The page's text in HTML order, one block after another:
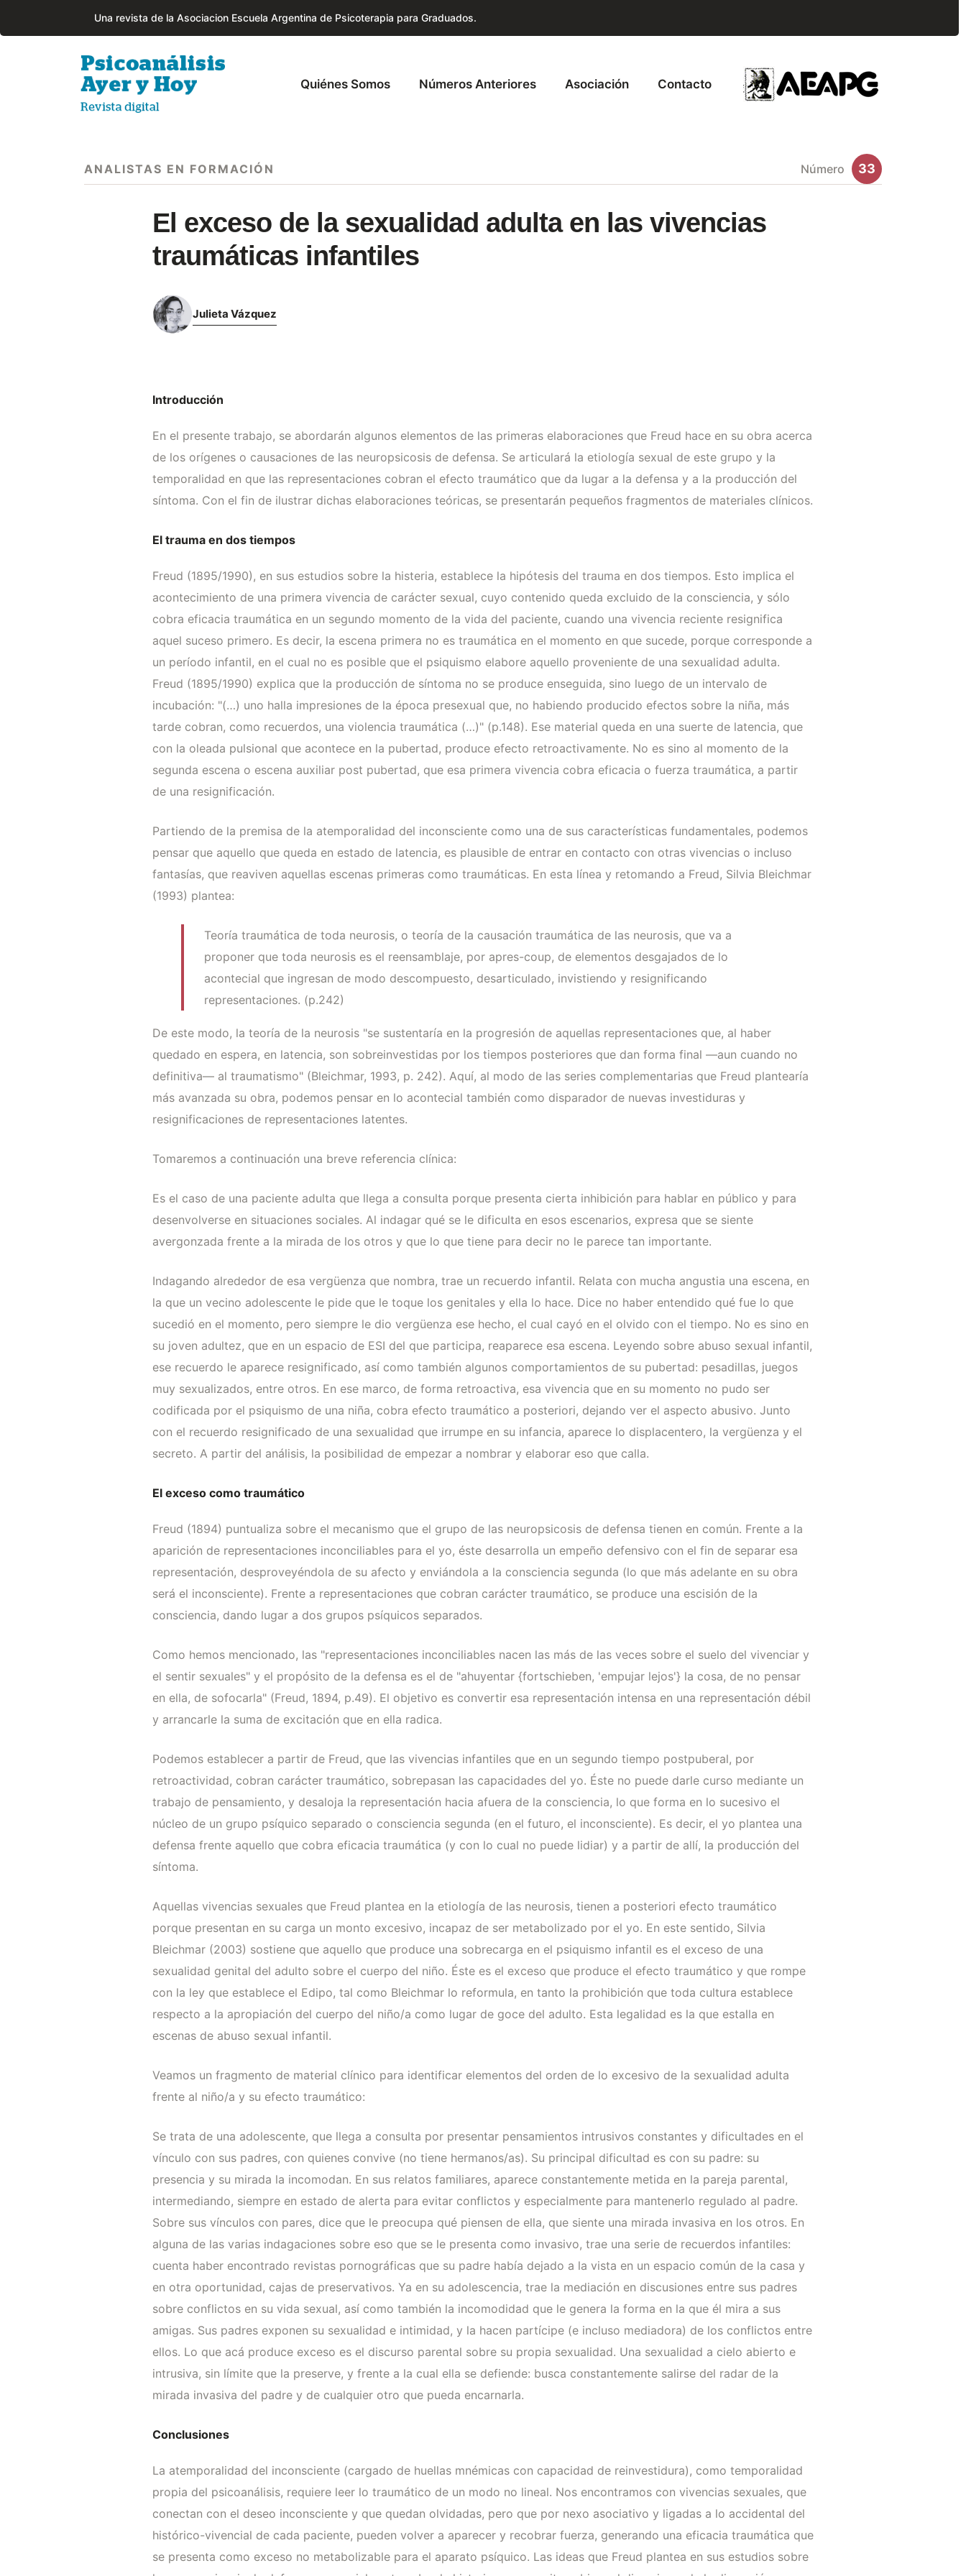
Una revista de la Asociacion Escuela Argentina de Psicoterapia para Graduados.
Quiénes Somos Números Anteriores Asociación Contacto
ANALISTAS EN FORMACIÓN Número 33
El exceso de la sexualidad adulta en las vivencias
traumáticas infantiles
Julieta Vázquez
Introducción
En el presente trabajo, se abordarán algunos elementos de las primeras elaboraciones que Freud hace en su obra acerca
de los orígenes o causaciones de las neuropsicosis de defensa. Se articulará la etiología sexual de este grupo y la
temporalidad en que las representaciones cobran el efecto traumático que da lugar a la defensa y a la producción del
síntoma. Con el fin de ilustrar dichas elaboraciones teóricas, se presentarán pequeños fragmentos de materiales clínicos.
El trauma en dos tiempos
Freud (1895/1990), en sus estudios sobre la histeria, establece la hipótesis del trauma en dos tiempos. Esto implica el
acontecimiento de una primera vivencia de carácter sexual, cuyo contenido queda excluido de la consciencia, y sólo
cobra eficacia traumática en un segundo momento de la vida del paciente, cuando una vivencia reciente resignifica
aquel suceso primero. Es decir, la escena primera no es traumática en el momento en que sucede, porque corresponde a
un período infantil, en el cual no es posible que el psiquismo elabore aquello proveniente de una sexualidad adulta.
Freud (1895/1990) explica que la producción de síntoma no se produce enseguida, sino luego de un intervalo de
incubación: "(…) uno halla impresiones de la época presexual que, no habiendo producido efectos sobre la niña, más
tarde cobran, como recuerdos, una violencia traumática (…)" (p.148). Ese material queda en una suerte de latencia, que
con la oleada pulsional que acontece en la pubertad, produce efecto retroactivamente. No es sino al momento de la
segunda escena o escena auxiliar post pubertad, que esa primera vivencia cobra eficacia o fuerza traumática, a partir
de una resignificación.
Partiendo de la premisa de la atemporalidad del inconsciente como una de sus características fundamentales, podemos
pensar que aquello que queda en estado de latencia, es plausible de entrar en contacto con otras vivencias o incluso
fantasías, que reaviven aquellas escenas primeras como traumáticas. En esta línea y retomando a Freud, Silvia Bleichmar
(1993) plantea:
Teoría traumática de toda neurosis, o teoría de la causación traumática de las neurosis, que va a
proponer que toda neurosis es el reensamblaje, por apres-coup, de elementos desgajados de lo
acontecial que ingresan de modo descompuesto, desarticulado, invistiendo y resignificando
representaciones. (p.242)
De este modo, la teoría de la neurosis "se sustentaría en la progresión de aquellas representaciones que, al haber
quedado en espera, en latencia, son sobreinvestidas por los tiempos posteriores que dan forma final —aun cuando no
definitiva— al traumatismo" (Bleichmar, 1993, p. 242). Aquí, al modo de las series complementarias que Freud plantearía
más avanzada su obra, podemos pensar en lo acontecial también como disparador de nuevas investiduras y
resignificaciones de representaciones latentes.
Tomaremos a continuación una breve referencia clínica:
Es el caso de una paciente adulta que llega a consulta porque presenta cierta inhibición para hablar en público y para
desenvolverse en situaciones sociales. Al indagar qué se le dificulta en esos escenarios, expresa que se siente
avergonzada frente a la mirada de los otros y que lo que tiene para decir no le parece tan importante.
Indagando alrededor de esa vergüenza que nombra, trae un recuerdo infantil. Relata con mucha angustia una escena, en
la que un vecino adolescente le pide que le toque los genitales y ella lo hace. Dice no haber entendido qué fue lo que
sucedió en el momento, pero siempre le dio vergüenza ese hecho, el cual cayó en el olvido con el tiempo. No es sino en
su joven adultez, que en un espacio de ESI del que participa, reaparece esa escena. Leyendo sobre abuso sexual infantil,
ese recuerdo le aparece resignificado, así como también algunos comportamientos de su pubertad: pesadillas, juegos
muy sexualizados, entre otros. En ese marco, de forma retroactiva, esa vivencia que en su momento no pudo ser
codificada por el psiquismo de una niña, cobra efecto traumático a posteriori, dejando ver el aspecto abusivo. Junto
con el recuerdo resignificado de una sexualidad que irrumpe en su infancia, aparece lo displacentero, la vergüenza y el
secreto. A partir del análisis, la posibilidad de empezar a nombrar y elaborar eso que calla.
El exceso como traumático
Freud (1894) puntualiza sobre el mecanismo que el grupo de las neuropsicosis de defensa tienen en común. Frente a la
aparición de representaciones inconciliables para el yo, éste desarrolla un empeño defensivo con el fin de separar esa
representación, desproveyéndola de su afecto y enviándola a la consciencia segunda (lo que más adelante en su obra
será el inconsciente). Frente a representaciones que cobran carácter traumático, se produce una escisión de la
consciencia, dando lugar a dos grupos psíquicos separados.
Como hemos mencionado, las "representaciones inconciliables nacen las más de las veces sobre el suelo del vivenciar y
el sentir sexuales" y el propósito de la defensa es el de "ahuyentar {fortschieben, 'empujar lejos'} la cosa, de no pensar
en ella, de sofocarla" (Freud, 1894, p.49). El objetivo es convertir esa representación intensa en una representación débil
y arrancarle la suma de excitación que en ella radica.
Podemos establecer a partir de Freud, que las vivencias infantiles que en un segundo tiempo postpuberal, por
retroactividad, cobran carácter traumático, sobrepasan las capacidades del yo. Éste no puede darle curso mediante un
trabajo de pensamiento, y desaloja la representación hacia afuera de la consciencia, lo que forma en lo sucesivo el
núcleo de un grupo psíquico separado o consciencia segunda (en el futuro, el inconsciente). Es decir, el yo plantea una
defensa frente aquello que cobra eficacia traumática (y con lo cual no puede lidiar) y a partir de allí, la producción del
síntoma.
Aquellas vivencias sexuales que Freud plantea en la etiología de las neurosis, tienen a posteriori efecto traumático
porque presentan en su carga un monto excesivo, incapaz de ser metabolizado por el yo. En este sentido, Silvia
Bleichmar (2003) sostiene que aquello que produce una sobrecarga en el psiquismo infantil es el exceso de una
sexualidad genital del adulto sobre el cuerpo del niño. Éste es el exceso que produce el efecto traumático y que rompe
con la ley que establece el Edipo, tal como Bleichmar lo reformula, en tanto la prohibición que toda cultura establece
respecto a la apropiación del cuerpo del niño/a como lugar de goce del adulto. Esta legalidad es la que estalla en
escenas de abuso sexual infantil.
Veamos un fragmento de material clínico para identificar elementos del orden de lo excesivo de la sexualidad adulta
frente al niño/a y su efecto traumático:
Se trata de una adolescente, que llega a consulta por presentar pensamientos intrusivos constantes y dificultades en el
vínculo con sus padres, con quienes convive (no tiene hermanos/as). Su principal dificultad es con su padre: su
presencia y su mirada la incomodan. En sus relatos familiares, aparece constantemente metida en la pareja parental,
intermediando, siempre en estado de alerta para evitar conflictos y especialmente para mantenerlo regulado al padre.
Sobre sus vínculos con pares, dice que le preocupa qué piensen de ella, que siente una mirada invasiva en los otros. En
alguna de las varias indagaciones sobre eso que se le presenta como invasivo, trae una serie de recuerdos infantiles:
cuenta haber encontrado revistas pornográficas que su padre había dejado a la vista en un espacio común de la casa y
en otra oportunidad, cajas de preservativos. Ya en su adolescencia, trae la mediación en discusiones entre sus padres
sobre conflictos en su vida sexual, así como también la incomodidad que le genera la forma en la que él mira a sus
amigas. Sus padres exponen su sexualidad e intimidad, y la hacen partícipe (e incluso mediadora) de los conflictos entre
ellos. Lo que acá produce exceso es el discurso parental sobre su propia sexualidad. Una sexualidad a cielo abierto e
intrusiva, sin límite que la preserve, y frente a la cual ella se defiende: busca constantemente salirse del radar de la
mirada invasiva del padre y de cualquier otro que pueda encarnarla.
Conclusiones
La atemporalidad del inconsciente (cargado de huellas mnémicas con capacidad de reinvestidura), como temporalidad
propia del psicoanálisis, requiere leer lo traumático de un modo no lineal. Nos encontramos con vivencias sexuales, que
conectan con el deseo inconsciente y que quedan olvidadas, pero que por nexo asociativo y ligadas a lo accidental del
histórico-vivencial de cada paciente, pueden volver a aparecer y recobrar fuerza, generando una eficacia traumática que
se presenta como exceso no metabolizable para el aparato psíquico. Las ideas que Freud plantea en sus estudios sobre